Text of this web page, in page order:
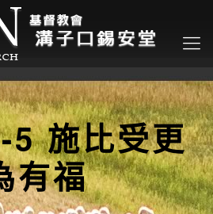
施比受更
有福